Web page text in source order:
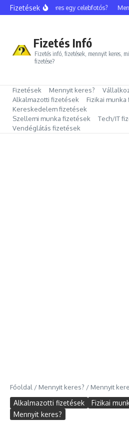
Ugrás a tartalomhoz
Fizetések
Mennyit keres egy celebfotós?
Fizetés Infó
Fizetés infó, fizetések, mennyit keres,
fizetése?
Fizetések Mennyit keres?
Alkalmazotti fizetések
Fizikai
Kereskedelem fizetések
Szellemi munka fizetések
Tech/IT
Vendéglátás fizetések
Főoldal / Mennyit keres? / Mennyit
Alkalmazotti fizetések
Fizikai
Mennyit keres?